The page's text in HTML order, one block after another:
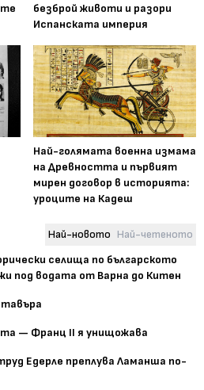
безброй животи и разори
Испанската империя
Най-голямата военна измама
на Древността и първият
мирен договор в историята:
уроците на Кадеш
Най-новото Най-четеното
селища по българското
под водата от Варна до Китен
— Франц II я унищожава
Едерле преплува Ламанша по-